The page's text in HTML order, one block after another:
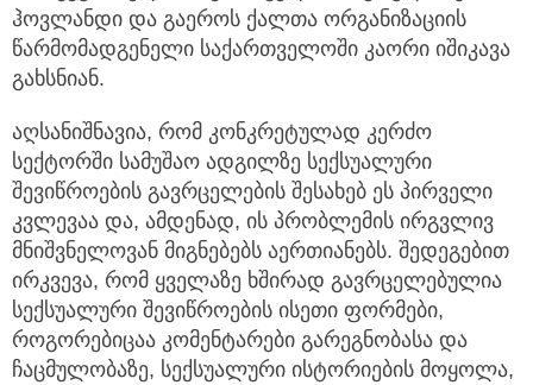
ჰოვლანდი და გაეროს ქალთა ორგანიზაციის
წარმომადგენელი საქართველოში კაორი იშიკავა
გახსნიან.
აღსანიშნავია, რომ კონკრეტულად კერძო
სექტორში სამუშაო ადგილზე სექსუალური
შევიწროების გავრცელების შესახებ ეს პირველი
კვლევაა და, ამდენად, ის პრობლემის ირგვლივ
მნიშვნელოვან მიგნებებს აერთიანებს. შედეგებით
ირკვევა, რომ ყველაზე ხშირად გავრცელებულია
სექსუალური შევიწროების ისეთი ფორმები,
როგორებიცაა კომენტარები გარეგნობასა და
ჩაცმულობაზე, სექსუალური ისტორიების მოყოლა,